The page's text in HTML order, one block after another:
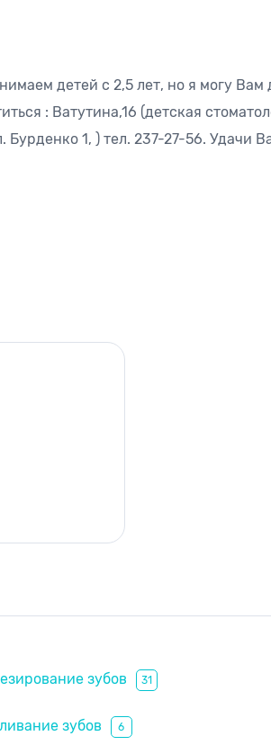
детей с 2,5 лет, но я могу
: Ватутина,16 (детская
1, ) тел. 237-27-56. Удачи
зубов 31
зубов 6